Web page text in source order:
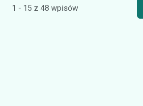
1 - 15 z 48 wpisów